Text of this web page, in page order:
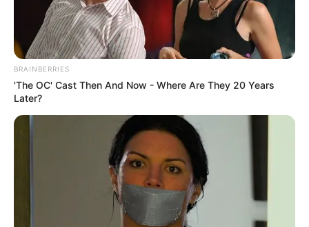
Ακολουθήστε το evianews.com στοGoogle
News
ΤΑ ΠΙΟ ΔΗΜΟΦΙΛΗ
BRAINBERRIES
'The OC' Cast Then And Now - Where Are They 20 Years
Later?